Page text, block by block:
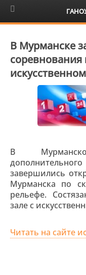
6+
В Мурманске
В
завершились
Мурманска по
рельефе.
зале с
Читать на сайте